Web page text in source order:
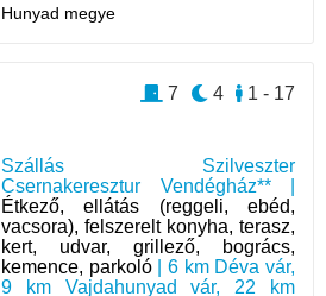
Hunyad megye
Szállás Szilveszter
Csernakeresztur Vendégház** |
Étkező, ellátás (reggeli, ebéd,
vacsora), felszerelt konyha, terasz,
kert, udvar, grillező, bogrács,
kemence, parkoló| 6 km Déva vár,
9 km Vajdahunyad vár, 22 km
1 - 17
4
7